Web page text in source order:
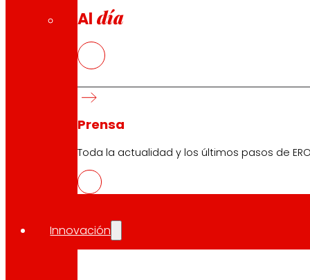
Al día
Prensa
Toda la actualidad y los últimos pasos de
Innovación
condiciones nos guía y enorgullece”.